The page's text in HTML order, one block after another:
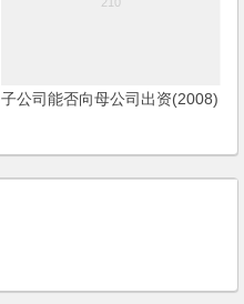
子公司能否向母公司出资(2008)